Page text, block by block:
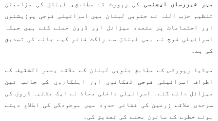
مہر خبررساں ایجنسی کی رپورٹ کے مطابق، لبنان کی مزاحمتی
تنظیم حزب اللہ نے جنوبی لبنان میں اسرائیلی فوجی پوزیشنوں
اور اجتماعات پر متعدد میزائل اور ڈرون حملے کئے ہیں جبکہ
اسرائیلی فوج نے بھی لبنان سے راکٹ فائر کیے جانے کی تصدیق
کی ہے۔
میڈیا رپورٹس کے مطابق جنوبی لبنان کے علاقے یحمر الشقیف کے
اطراف اسرائیلی فوجی ٹھکانوں اور اہلکاروں کی جانب تین
میزائل داغے گئے۔ اسرائیلی داخلی محاذ نے ایک مشتبہ ڈرون کی
سرحدی علاقے زرعین کی فضائی حدود میں موجودگی کی اطلاع دیتے
ہوئے خطرے کے سائرن بجنے کی تصدیق کی۔